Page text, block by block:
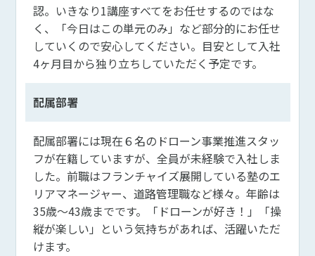
認。いきなり1講座すべてをお任せするのではな
く、「今日はこの単元のみ」など部分的にお任せ
していくので安心してください。目安として入社
4ヶ月目から独り立ちしていただく予定です。
配属部署
配属部署には現在６名のドローン事業推進スタッ
フが在籍していますが、全員が未経験で入社しま
した。前職はフランチャイズ展開している塾のエ
リアマネージャー、道路管理職など様々。年齢は
35歳～43歳までです。「ドローンが好き！」「操
縦が楽しい」という気持ちがあれば、活躍いただ
けます。